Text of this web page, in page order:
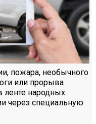
пожара, необычного
или прорыва
ленте народных
через специальную